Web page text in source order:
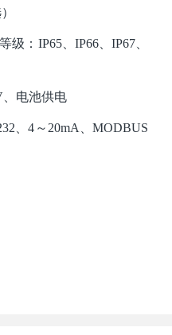
级：IP65、IP66、IP67、
、电池供电
、4～20mA、MODBUS